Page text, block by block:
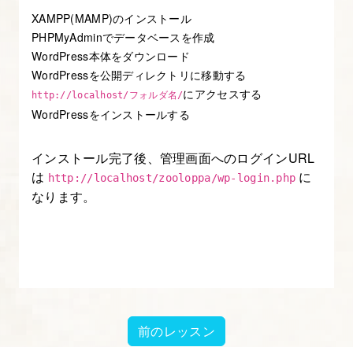
XAMPP(MAMP)のインストール
PHPMyAdminでデータベースを作成
WordPress本体をダウンロード
WordPressを公開ディレクトリに移動する
http://localhost/フォルダ名/にアクセスする
WordPressをインストールする
インストール完了後、管理画面へのログインURL
は http://localhost/zooloppa/wp-login.php に
なります。
前のレッスン